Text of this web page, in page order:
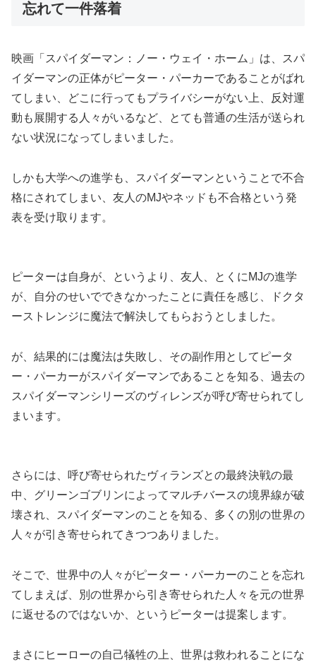
忘れて一件落着
映画「スパイダーマン：ノー・ウェイ・ホーム」は、スパ
イダーマンの正体がピーター・パーカーであることがばれ
てしまい、どこに行ってもプライバシーがない上、反対運
動も展開する人々がいるなど、とても普通の生活が送られ
ない状況になってしまいました。
しかも大学への進学も、スパイダーマンということで不合
格にされてしまい、友人のMJやネッドも不合格という発
表を受け取ります。
ピーターは自身が、というより、友人、とくにMJの進学
が、自分のせいでできなかったことに責任を感じ、ドクタ
ーストレンジに魔法で解決してもらおうとしました。
が、結果的には魔法は失敗し、その副作用としてピータ
ー・パーカーがスパイダーマンであることを知る、過去の
スパイダーマンシリーズのヴィレンズが呼び寄せられてし
まいます。
さらには、呼び寄せられたヴィランズとの最終決戦の最
中、グリーンゴブリンによってマルチバースの境界線が破
壊され、スパイダーマンのことを知る、多くの別の世界の
人々が引き寄せられてきつつありました。
そこで、世界中の人々がピーター・パーカーのことを忘れ
てしまえば、別の世界から引き寄せられた人々を元の世界
に返せるのではないか、というピーターは提案します。
まさにヒーローの自己犠牲の上、世界は救われることにな